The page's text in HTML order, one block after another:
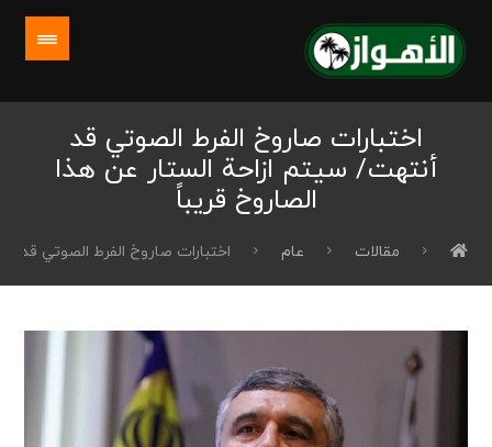
اختبارات صاروخ الفرط الصوتي قد
أنتهت/ سيتم ازاحة الستار عن هذا
الصاروخ قريباً
مقالات عام اختبارات صاروخ الفرط الصوتي قد